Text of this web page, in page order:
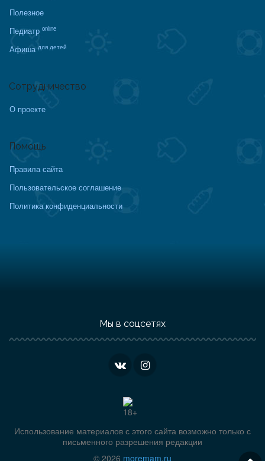
Полезное
Педиатр online
Афиша для детей
Сотрудничество
О проекте
Помощь
Правила сайта
Пользовательское соглашение
Политика конфиденциальности
Мы в соцсетях
Использование материалов с этого сайта возможно только с
письменного разрешения редакции
© 2026 moremam.ru